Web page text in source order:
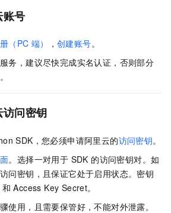
账号
（PC 端） ，创建账号。
务，建议尽快完成实名认证，否则部分
问密钥
SDK，您必须申请阿里云的访问密钥。
。选择一对用于 SDK 的访问密钥对。如
问密钥，且保证它处于启用状态。密钥
和 Access Key Secret。
使用，且需要保管好，不能对外泄露。